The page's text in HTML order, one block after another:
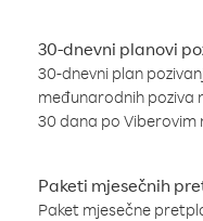
30-dnevni planovi
30-dnevni plan
međunarodnih poziva
30 dana po Viberovim
Paketi mjesečnih
Paket mjesečne